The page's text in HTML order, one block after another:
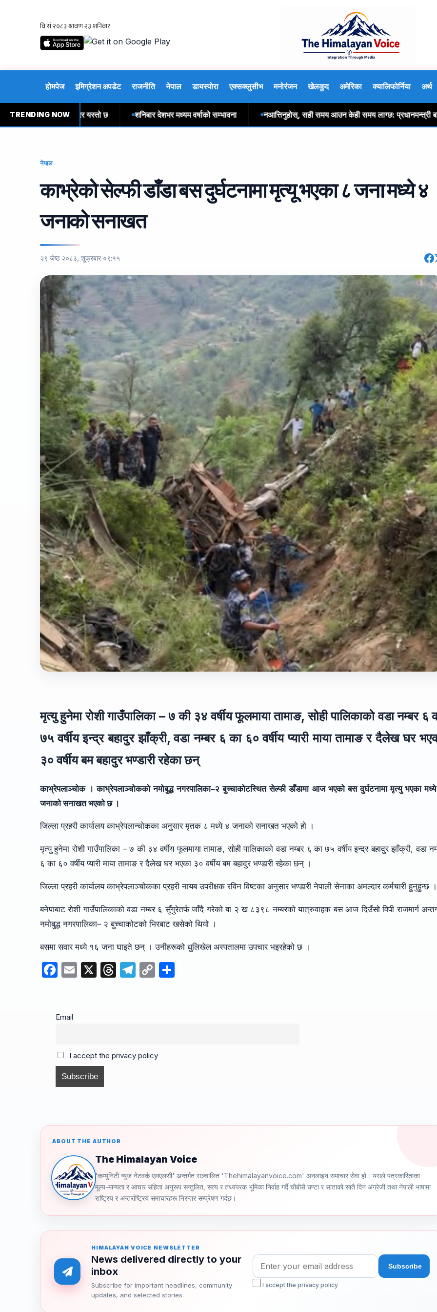
होमपेज इमिग्रेशन अपडेट राजनीति नेपाल डायस्पोरा एक्सक्लुसीभ मनोरंजन खेलकुद अमेरिका क्यालिफोर्निया अर्थ
TRENDING NOW
मुद्राको विनिमयदर यस्तो छ शनिबार देशभर मध्यम वर्षाको सम्भावना नआत्तिनुहोस्, सही समय आउन केही समय लाग्छ: प्रधानमन्त्री बालेन
नेपाल
काभ्रेको सेल्फी डाँडा बस दुर्घटनामा मृत्यू भएका ८ जना मध्ये ४
जनाको सनाखत
२९ जेष्ठ २०८३, शुक्रबार ०९:१५
मृत्यु हुनेमा रोशी गाउँपालिका – ७ की ३४ वर्षीय फूलमाया तामाङ, सोही पालिकाको वडा नम्बर ६
७५ वर्षीय इन्द्र बहादुर झाँक्री, वडा नम्बर ६ का ६० वर्षीय प्यारी माया तामाङ र दैलेख घर
३० वर्षीय बम बहादुर भण्डारी रहेका छन्
काभ्रेपलाञ्चोक । काभ्रेपलाञ्चोकको नमोबुद्ध नगरपालिका–२ बुच्चाकोटस्थित सेल्फी डाँडामा आज भएको बस दुर्घटनामा मृत्यु भएका
जनाको सनाखत भएको छ ।
जिल्ला प्रहरी कार्यालय काभ्रेपलान्चोकका अनुसार मृतक ८ मध्ये ४ जनाको सनाखत भएको हो ।
मृत्यु हुनेमा रोशी गाउँपालिका – ७ की ३४ वर्षीय फूलमाया तामाङ, सोही पालिकाको वडा नम्बर ६ का ७५ वर्षीय इन्द्र बहादुर झाँक्री, वडा
६ का ६० वर्षीय प्यारी माया तामाङ र दैलेख घर भएका ३० वर्षीय बम बहादुर भण्डारी रहेका छन् ।
जिल्ला प्रहरी कार्यालय काभ्रेपलाञ्चोकका प्रहरी नायब उपरीक्षक रविन विष्टका अनुसार भण्डारी नेपाली सेनाका अमल्दार कर्मचारी हुनुहुन्छ ।
बनेपाबाट रोशी गाउँपालिकाको वडा नम्बर ६ सुँगुरेतर्फ जाँदै गरेको बा २ ख ८३९८ नम्बरको यात्रुवाहक बस आज दिउँसो विपी राजमार्ग
नमोबुद्ध नगरपालिका– २ बुच्चाकोटको भिरबाट खसेको थियो ।
बसमा सवार मध्ये १६ जना घाइते छन् । उनीहरूको धुलिखेल अस्पतालमा उपचार भइरहेको छ ।
F
e
o
o
k
E
X
T
s
T
m
C
k
Email
I accept the privacy policy
ABOUT THE AUTHOR
The Himalayan Voice
'कम्युनिटी न्युज नेटवर्क एलएलसी' अन्तर्गत सञ्चालित 'Thehimalayanvoice.com' अनलाइन समाचार सेवा हो। यसले पत्रकारिताका
मूल्य-मान्यता र आचार संहिता अनुरूप सन्तुलित, सत्य र तथ्यपरक भूमिका निर्वाह गर्दै चौबीसै घण्टा र साताको सातै दिन अंग्रेजी तथा नेपाली भाषामा
राष्ट्रिय र अन्तर्राष्ट्रिय समाचारहरू निरन्तर सम्प्रेषण गर्दछ।
HIMALAYAN VOICE NEWSLETTER
News delivered directly to your
inbox
Subscribe for important headlines, community
updates, and selected stories.
I accept the privacy policy